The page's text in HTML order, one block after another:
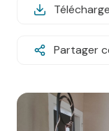
LOCATIVE
ESPACE
Partager